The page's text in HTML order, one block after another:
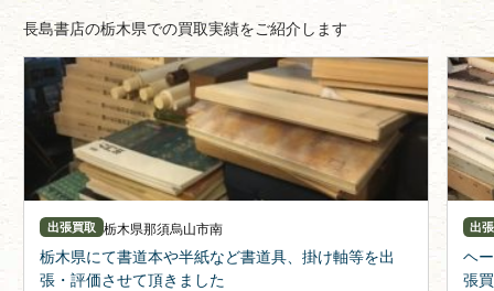
長島書店の栃木県での買取実績をご紹介します
出張買取 栃木県那須烏山市南
栃木県にて書道本や半紙など書道具、掛け軸等を出
張・評価させて頂きました
出
ヘ
張